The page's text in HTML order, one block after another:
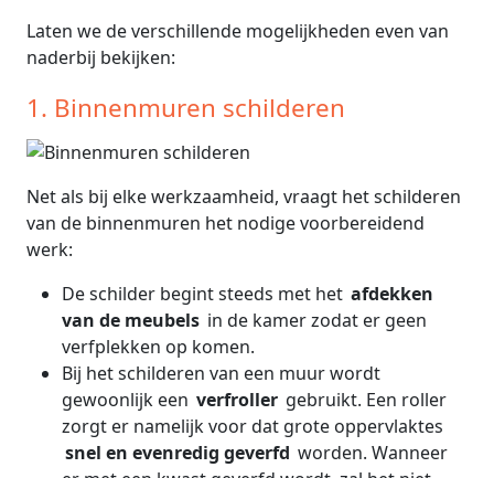
Laten we de verschillende mogelijkheden even van
naderbij bekijken:
1. Binnenmuren schilderen
Net als bij elke werkzaamheid, vraagt het schilderen
van de binnenmuren het nodige voorbereidend
werk:
De schilder begint steeds met het afdekken
van de meubels in de kamer zodat er geen
verfplekken op komen.
Bij het schilderen van een muur wordt
gewoonlijk een verfroller gebruikt. Een roller
zorgt er namelijk voor dat grote oppervlaktes
snel en evenredig geverfd worden. Wanneer